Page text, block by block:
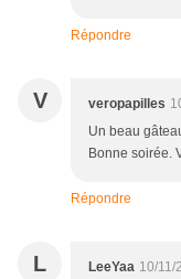
Répondre
V veropapilles
Un beau
Bonne soirée.
Répondre
L LeeYaa 10/11/